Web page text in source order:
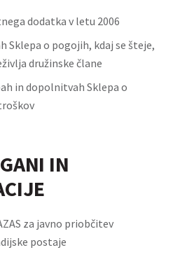
dodatka v letu 2006
Sklepa o pogojih, kdaj se šteje,
družinske člane
in dopolnitvah Sklepa o
IN
za javno priobčitev
postaje